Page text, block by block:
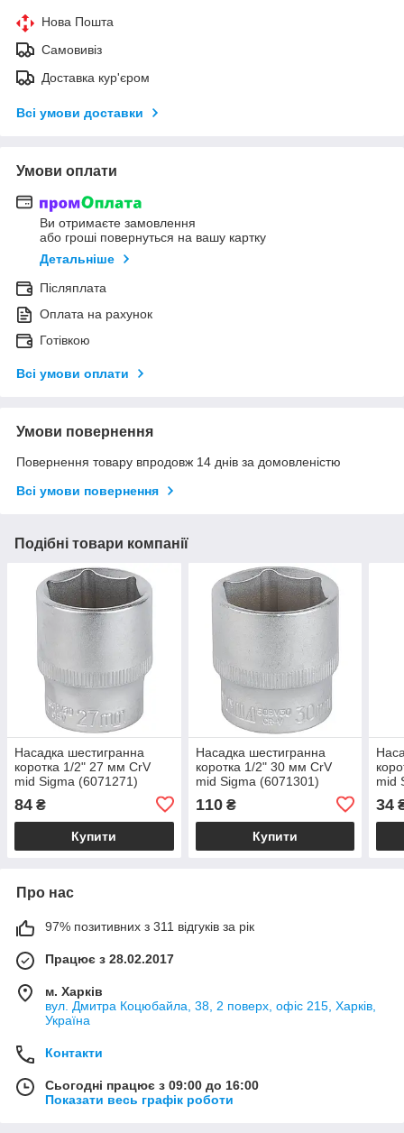
Нова Пошта
Самовивіз
Доставка кур'єром
Всі умови доставки
Умови оплати
Ви отримаєте замовлення
або гроші повернуться на вашу картку
Детальніше
Післяплата
Оплата на рахунок
Готівкою
Всі умови оплати
Умови повернення
Повернення товару впродовж 14 днів за домовленістю
Всі умови повернення
Подібні товари компанії
Насадка шестигранна
коротка 1/2" 27 мм CrV
mid Sigma (6071271)
84 ₴
Купити
Насадка шестигранна
коротка 1/2" 30 мм CrV
mid Sigma (6071301)
110₴
Купити
mid
34
Про нас
97% позитивних з 311 відгуків за рік
Працює з 28.02.2017
м. Харків
вул. Дмитра Коцюбайла, 38, 2 поверх, офіс 215, Харків,
Україна
Контакти
Сьогодні працює з 09:00 до 16:00
Показати весь графік роботи